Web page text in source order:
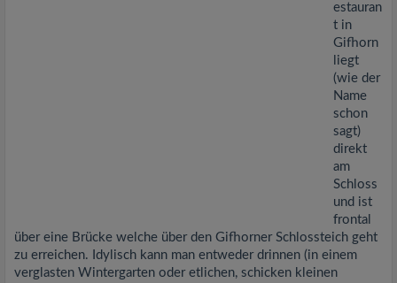
estauran
t in
Gifhorn
liegt
(wie der
Name
schon
sagt)
direkt
am
Schloss
und ist
frontal
über eine Brücke welche über den Gifhorner Schlossteich geht
zu erreichen. Idylisch kann man entweder drinnen (in einem
verglasten Wintergarten oder etlichen, schicken kleinen